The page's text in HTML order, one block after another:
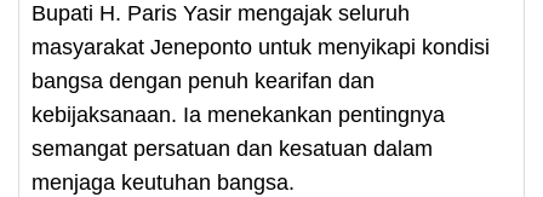
Bupati H. Paris Yasir mengajak seluruh
masyarakat Jeneponto untuk menyikapi kondisi
bangsa dengan penuh kearifan dan
kebijaksanaan. Ia menekankan pentingnya
semangat persatuan dan kesatuan dalam
menjaga keutuhan bangsa.